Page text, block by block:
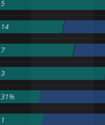
5
14
7
3
31%
1